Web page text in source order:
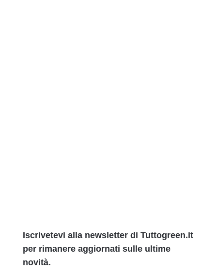
Iscrivetevi alla newsletter di Tuttogreen.it
per rimanere aggiornati sulle ultime
novità.